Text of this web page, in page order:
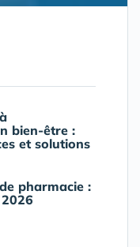
bien-être :
et solutions
pharmacie :